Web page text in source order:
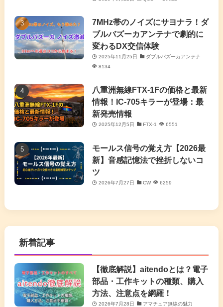
(11)
7MHz帯のノイズにサヨナラ！ダ
ブルバズーカアンテナで劇的に
変わるDX交信体験
2025年11月25日
ダブルバズーカアンテナ
8134
八重洲無線FTX-1Fの価格と最新
情報！IC-705キラーが登場：最
新発売情報
2025年12月5日 FTX-1 6551
モールス信号の覚え方【2026最
新】音感記憶法で挫折しないコ
ツ
2026年7月27日 CW 6259
新着記事
【徹底解説】aitendoとは？電子
部品・工作キットの種類、購入
方法、注意点を網羅！
2026年7月28日 アマチュア無線の魅力